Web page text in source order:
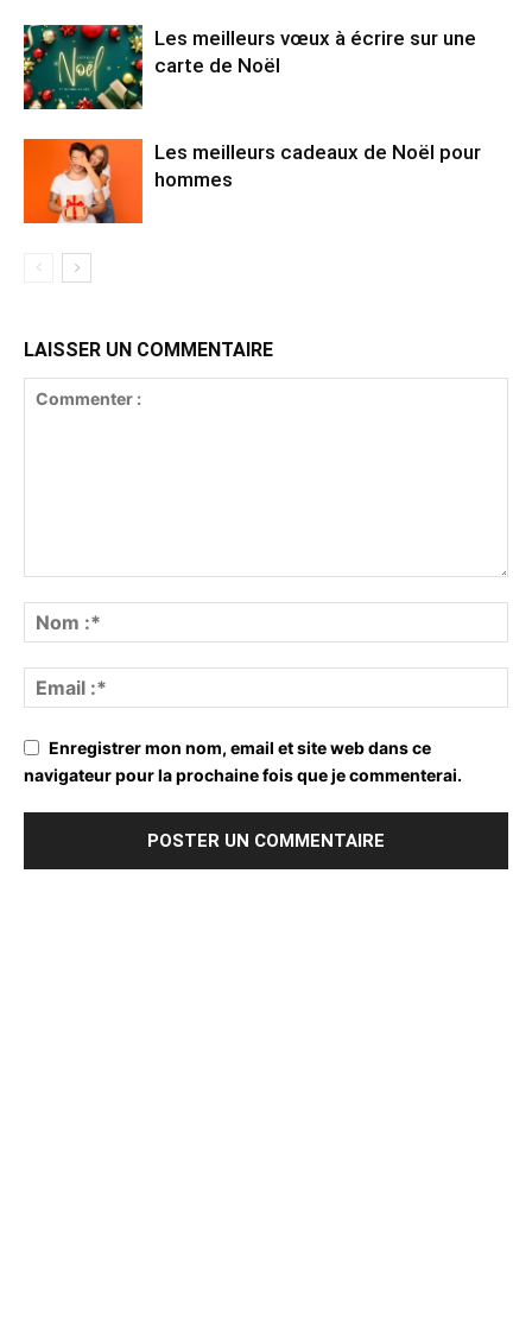
Les meilleurs vœux à écrire sur une
carte de Noël
Les meilleurs cadeaux de Noël pour
hommes
LAISSER UN COMMENTAIRE
Enregistrer mon nom, email et site web dans ce
navigateur pour la prochaine fois que je commenterai.